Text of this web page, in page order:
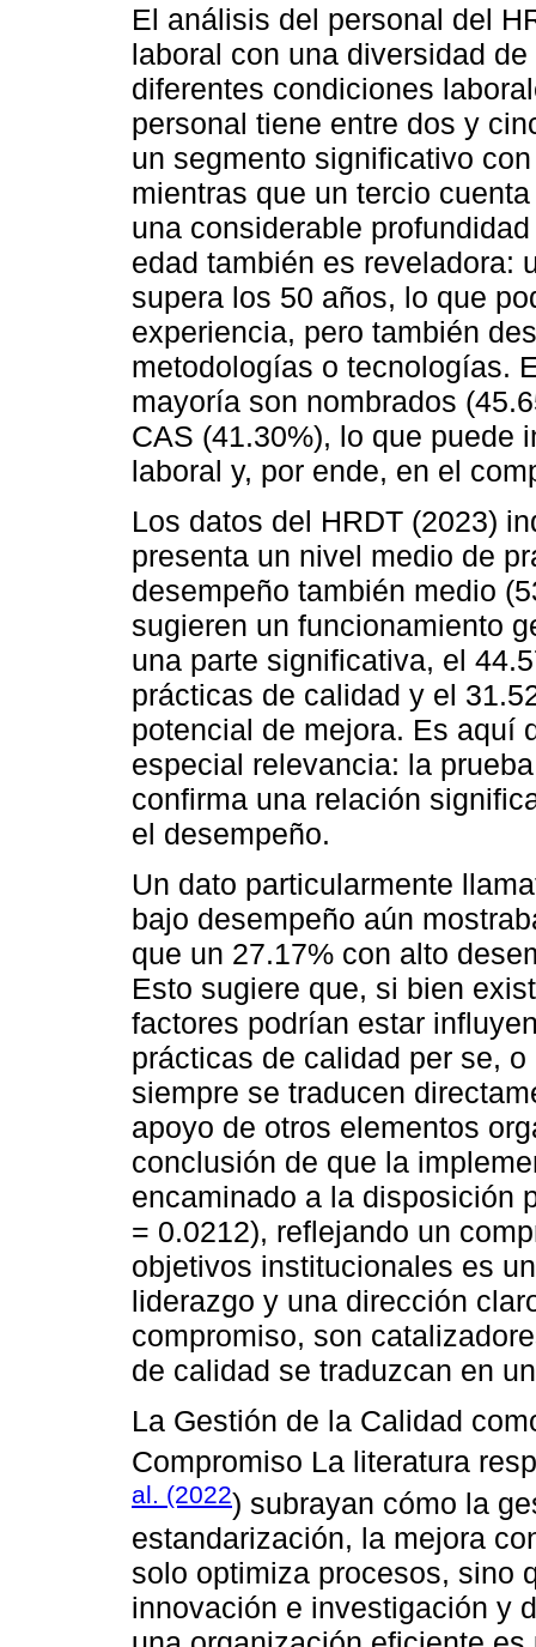
El análisis del personal del
laboral con una diversidad
diferentes condiciones
personal tiene entre dos y
un segmento significativo
mientras que un tercio
una considerable
edad también es reveladora:
supera los 50 años, lo que
experiencia, pero también
metodologías o tecnologías.
mayoría son nombrados
CAS (41.30%), lo que puede
laboral y, por ende, en el
Los datos del HRDT (2023)
presenta un nivel medio de
desempeño también medio
sugieren un funcionamiento
una parte significativa, el
prácticas de calidad y el
potencial de mejora. Es aquí
especial relevancia: la
confirma una relación
el desempeño.
Un dato particularmente
bajo desempeño aún
que un 27.17% con alto
Esto sugiere que, si bien
factores podrían estar
prácticas de calidad per se,
siempre se traducen
apoyo de otros elementos
conclusión de que la
encaminado a la disposición
= 0.0212), reflejando un
objetivos institucionales es
liderazgo y una dirección
compromiso, son
de calidad se traduzcan en
La Gestión de la Calidad
Compromiso La literatura
al. (2022) subrayan cómo la
estandarización, la mejora
solo optimiza procesos, sino
innovación e investigación y